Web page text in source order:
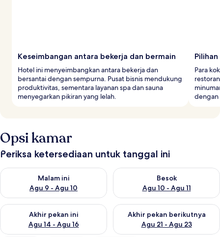
Keseimbangan antara bekerja dan bermain
Hotel ini menyeimbangkan antara bekerja dan
bersantai dengan sempurna. Pusat bisnis mendukung
produktivitas, sementara layanan spa dan sauna
menyegarkan pikiran yang lelah.
Para
dengan
Opsi kamar
Periksa ketersediaan untuk tanggal ini
Malam ini
Agu 9 - Agu 10
Periksa ketersediaan untuk malam ini Agu 9 - Agu 10
Besok
Agu 10 - Agu 11
Periksa ketersediaan untuk
Akhir pekan ini
Agu 14 - Agu 16
Periksa ketersediaan untuk akhir pekan ini Agu 14 - Agu 16
Akhir pekan berikutnya
Agu 21 - Agu 23
Periksa ketersediaan untuk